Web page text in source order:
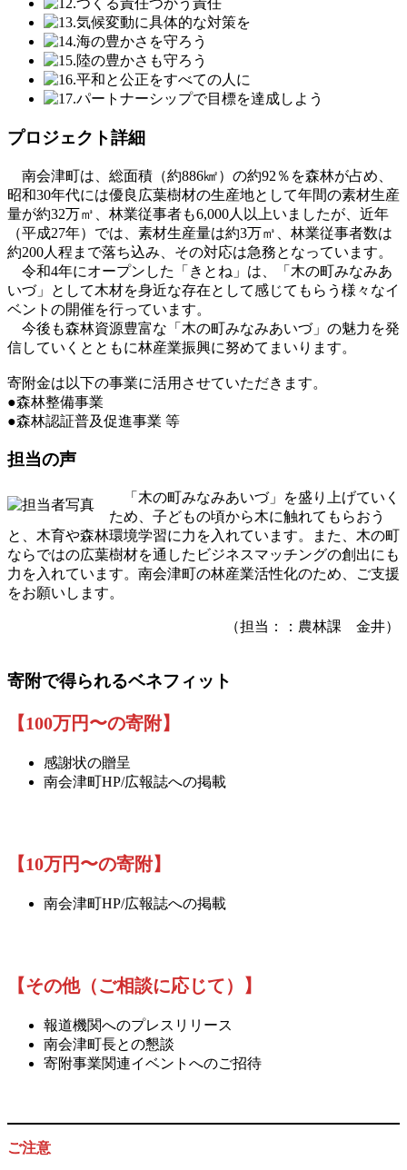
プロジェクト詳細
南会津町は、総面積（約886㎢）の約92％を森林が占め、
昭和30年代には優良広葉樹材の生産地として年間の素材生産
量が約32万㎥、林業従事者も6,000人以上いましたが、近年
（平成27年）では、素材生産量は約3万㎥、林業従事者数は
約200人程まで落ち込み、その対応は急務となっています。
令和4年にオープンした「きとね」は、「木の町みなみあ
いづ」として木材を身近な存在として感じてもらう様々なイ
ベントの開催を行っています。
今後も森林資源豊富な「木の町みなみあいづ」の魅力を発
信していくとともに林産業振興に努めてまいります。
寄附金は以下の事業に活用させていただきます。
●森林整備事業
●森林認証普及促進事業 等
担当の声
「木の町みなみあいづ」を盛り上げていく
ため、子どもの頃から木に触れてもらおう
と、木育や森林環境学習に力を入れています。また、木の町
ならではの広葉樹材を通したビジネスマッチングの創出にも
力を入れています。南会津町の林産業活性化のため、ご支援
をお願いします。
（担当：：農林課 金井）
寄附で得られるベネフィット
【100万円〜の寄附】
感謝状の贈呈
南会津町HP/広報誌への掲載
【10万円〜の寄附】
南会津町HP/広報誌への掲載
【その他（ご相談に応じて） 】
報道機関へのプレスリリース
南会津町長との懇談
寄附事業関連イベントへのご招待
ご注意